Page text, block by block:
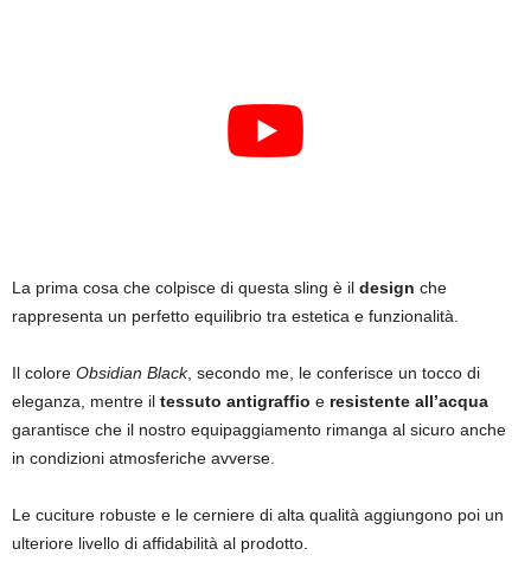
La prima cosa che colpisce di questa sling è il design che
rappresenta un perfetto equilibrio tra estetica e funzionalità.
Il colore Obsidian Black, secondo me, le conferisce un tocco di
eleganza, mentre il tessuto antigraffio e resistente all’acqua
garantisce che il nostro equipaggiamento rimanga al sicuro anche
in condizioni atmosferiche avverse.
Le cuciture robuste e le cerniere di alta qualità aggiungono poi un
ulteriore livello di affidabilità al prodotto.